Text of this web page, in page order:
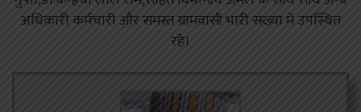
अधिकारी कर्मचारी और समस्त ग्रामवासी भारी संख्या में उपस्थित
रहे।